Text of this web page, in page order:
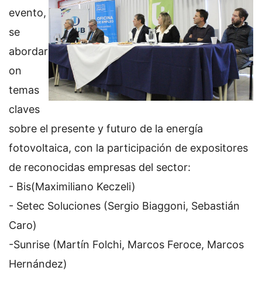
evento,
se
abordar
on
temas
claves
sobre el presente y futuro de la energía
fotovoltaica, con la participación de expositores
de reconocidas empresas del sector:
- Bis(Maximiliano Keczeli)
- Setec Soluciones (Sergio Biaggoni, Sebastián
Caro)
-Sunrise (Martín Folchi, Marcos Feroce, Marcos
Hernández)